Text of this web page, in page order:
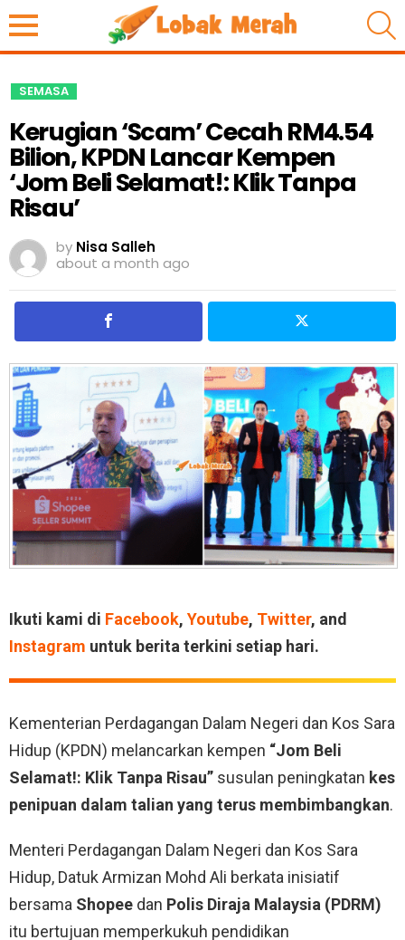
SEMASA
Kerugian ‘Scam’ Cecah RM4.54
Bilion, KPDN Lancar Kempen
‘Jom Beli Selamat!: Klik Tanpa
Risau’
by Nisa Salleh
about a month ago
Ikuti kami di Facebook, Youtube, Twitter, and
Instagram untuk berita terkini setiap hari.
Kementerian Perdagangan Dalam Negeri dan Kos Sara
Hidup (KPDN) melancarkan kempen “Jom Beli
Selamat!: Klik Tanpa Risau” susulan peningkatan kes
penipuan dalam talian yang terus membimbangkan.
Menteri Perdagangan Dalam Negeri dan Kos Sara
Hidup, Datuk Armizan Mohd Ali berkata inisiatif
bersama Shopee dan Polis Diraja Malaysia (PDRM)
itu bertujuan memperkukuh pendidikan